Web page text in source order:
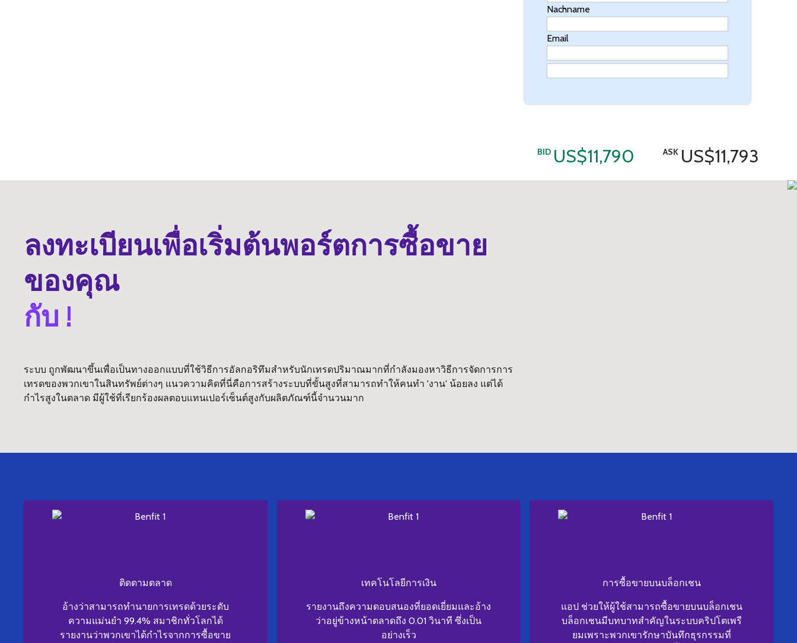
Nachname
Email
BID US$11,790 ASK US$11,793
ลงทะเบียนเพื่อเริ่มต้นพอร์ตการซื้อขาย
ของคุณ
กับ !
ระบบ ถูกพัฒนาขึ้นเพื่อเป็นทางออกแบบที่ใช้วิธีการอัลกอริทึมสำหรับนักเทรดปริมาณมากที่กำลังมองหาวิธีการจัดการการ
เทรดของพวกเขาในสินทรัพย์ต่างๆ แนวความคิดที่นี่คือการสร้างระบบที่ขั้นสูงที่สามารถทำให้คนทำ 'งาน' น้อยลง แต่ได้
กำไรสูงในตลาด มีผู้ใช้ที่เรียกร้องผลตอบแทนเปอร์เซ็นต์สูงกับผลิตภัณฑ์นี้จำนวนมาก
ติดตามตลาด
อ้างว่าสามารถทำนายการเทรดด้วยระดับ
ความแม่นยำ 99.4% สมาชิกทั่วโลกได้
รายงานว่าพวกเขาได้กำไรจากการซื้อขาย
เทคโนโลยีการเงิน
รายงานถึงความตอบสนองที่ยอดเยี่ยมและอ้าง
ว่าอยู่ข้างหน้าตลาดถึง 0.01 วินาที ซึ่งเป็น
อย่างเร็ว
การซื้อขายบนบล็อกเชน
แอป ช่วยให้ผู้ใช้สามารถซื้อขายบนบล็อกเชน
บล็อกเชนมีบทบาทสำคัญในระบบคริปโตเพรี
ยมเพราะพวกเขารักษาบันทึกธุรกรรมที่